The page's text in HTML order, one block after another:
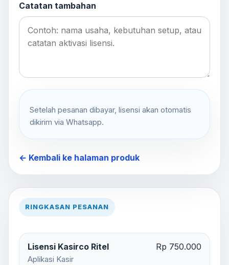
Catatan tambahan
Setelah pesanan dibayar, lisensi akan otomatis
dikirim via Whatsapp.
← Kembali ke halaman produk
RINGKASAN PESANAN
Lisensi Kasirco Ritel
Aplikasi Kasir
Rp 750.000